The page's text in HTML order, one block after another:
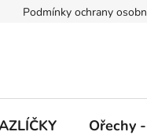
Podmínky ochrany
Ořechy